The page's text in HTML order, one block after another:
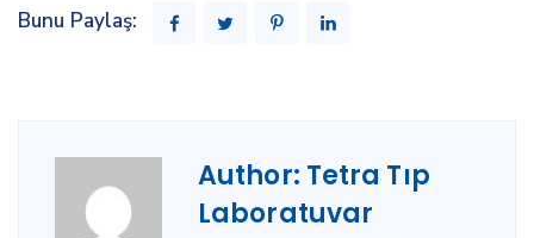
Bunu Paylaş:
Author: Tetra Tıp
Laboratuvar